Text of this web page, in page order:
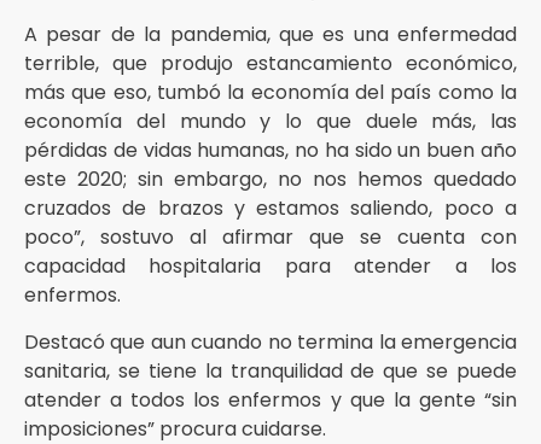
A pesar de la pandemia, que es una enfermedad
terrible, que produjo estancamiento económico,
más que eso, tumbó la economía del país como la
economía del mundo y lo que duele más, las
pérdidas de vidas humanas, no ha sido un buen año
este 2020; sin embargo, no nos hemos quedado
cruzados de brazos y estamos saliendo, poco a
poco”, sostuvo al afirmar que se cuenta con
capacidad hospitalaria para atender a los
enfermos.
Destacó que aun cuando no termina la emergencia
sanitaria, se tiene la tranquilidad de que se puede
atender a todos los enfermos y que la gente “sin
imposiciones” procura cuidarse.